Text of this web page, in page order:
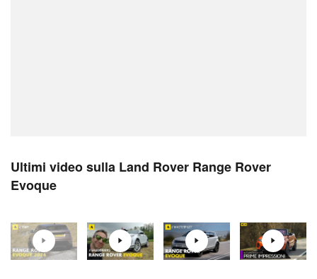
Ultimi video sulla Land Rover Range Rover
Evoque